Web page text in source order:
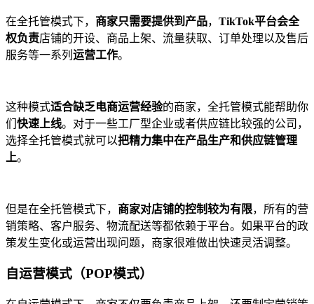
在全托管模式下， 商家只需要提供到产品， TikTok平台会全
权负责店铺的开设、商品上架、流量获取、订单处理以及售后
服务等一系列 运营工作。
这种模式适合缺乏电商运营经验的商家，全托管模式能帮助你
们 快速上线。对于一些工厂型企业或者供应链比较强的公司，
选择全托管模式就可以把精力集中在产品生产和供应链管理
上。
但是在全托管模式下， 商家对店铺的控制较为有限，所有的营
销策略、客户服务、物流配送等都依赖于平台。如果平台的政
策发生变化或运营出现问题，商家很难做出快速灵活调整。
自运营模式（POP模式）